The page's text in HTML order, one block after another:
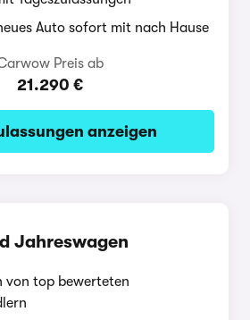
Auto sofort mit nach Hause
Preis ab
21.290 €
anzeigen
Jahreswagen
von top bewerteten